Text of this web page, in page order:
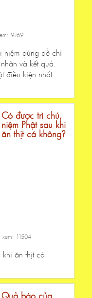
9769
niệm dùng để chỉ
và kết quả.
điều kiện nhất
Có được trì chú,
niệm Phật sau khi
ăn thịt cá không?
11504
khi ăn thịt cá
Quả báo của